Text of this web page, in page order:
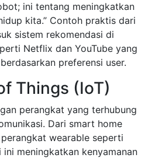
ini tentang meningkatkan
kita.” Contoh praktis dari
sistem rekomendasi di
Netflix dan YouTube yang
preferensi user.
Things (IoT)
perangkat yang terhubung
Dari smart home
wearable seperti
meningkatkan kenyamanan